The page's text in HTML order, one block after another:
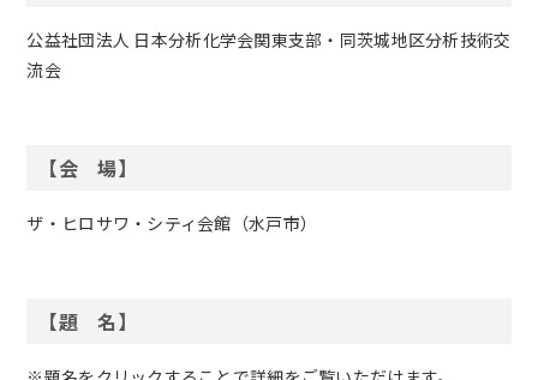
公益社団法人 日本分析化学会関東支部・同茨城地区分析技術交
流会
【会 場】
ザ・ヒロサワ・シティ会館（水戸市）
【題 名】